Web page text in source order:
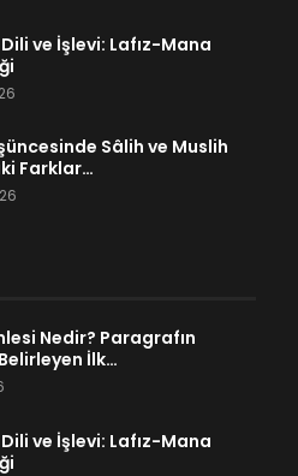
Dili ve İşlevi: Lafız-Mana
Sâlih ve Muslih
Farklar…
Nedir? Paragrafın
İlk…
Dili ve İşlevi: Lafız-Mana